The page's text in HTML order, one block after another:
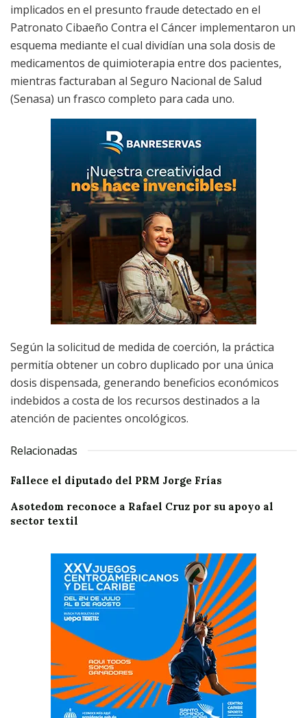
implicados en el presunto fraude detectado en el
Patronato Cibaeño Contra el Cáncer implementaron un
esquema mediante el cual dividían una sola dosis de
medicamentos de quimioterapia entre dos pacientes,
mientras facturaban al Seguro Nacional de Salud
(Senasa) un frasco completo para cada uno.
Según la solicitud de medida de coerción, la práctica
permitía obtener un cobro duplicado por una única
dosis dispensada, generando beneficios económicos
indebidos a costa de los recursos destinados a la
atención de pacientes oncológicos.
Relacionadas
Fallece el diputado del PRM Jorge Frías
Asotedom reconoce a Rafael Cruz por su apoyo al
sector textil